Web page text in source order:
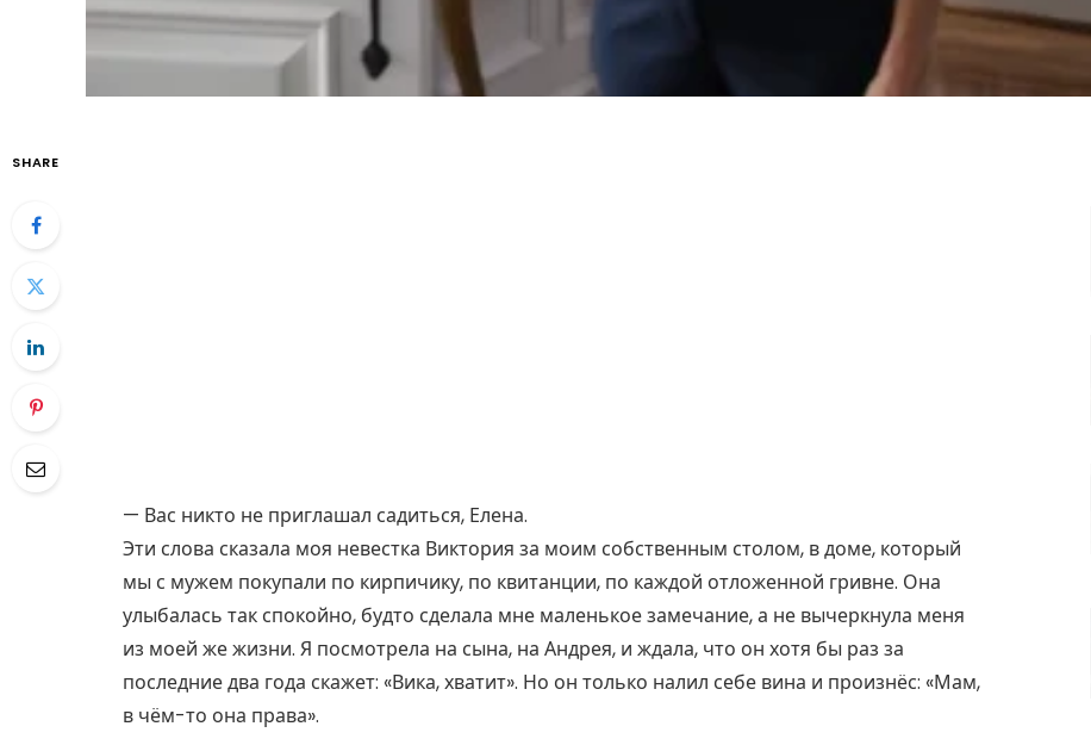
SHARE
— Вас никто не приглашал садиться, Елена.
Эти слова сказала моя невестка Виктория за моим собственным столом, в доме, который
мы с мужем покупали по кирпичику, по квитанции, по каждой отложенной гривне. Она
улыбалась так спокойно, будто сделала мне маленькое замечание, а не вычеркнула меня
из моей же жизни. Я посмотрела на сына, на Андрея, и ждала, что он хотя бы раз за
последние два года скажет: «Вика, хватит». Но он только налил себе вина и произнёс: «Мам,
в чём-то она права».